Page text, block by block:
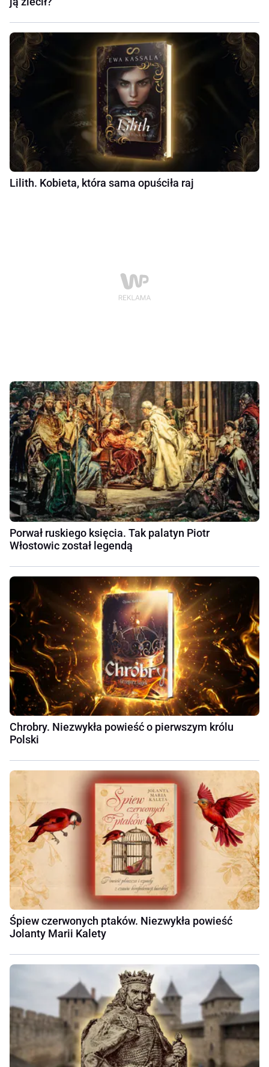
Lilith. Kobieta, która sama opuściła raj
Porwał ruskiego księcia. Tak palatyn Piotr
Włostowic został legendą
Chrobry. Niezwykła powieść o pierwszym królu
Polski
Śpiew czerwonych ptaków. Niezwykła powieść
Jolanty Marii Kalety